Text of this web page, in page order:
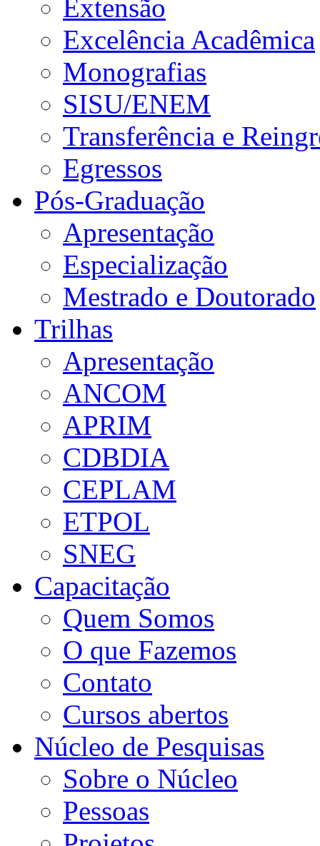
Extensão
Excelência Acadêmica
Monografias
SISU/ENEM
Transferência e
Egressos
Pós-Graduação
Apresentação
Especialização
Mestrado e Doutorado
Trilhas
Apresentação
ANCOM
APRIM
CDBDIA
CEPLAM
ETPOL
SNEG
Capacitação
Quem Somos
O que Fazemos
Contato
Cursos abertos
Núcleo de Pesquisas
Sobre o Núcleo
Pessoas